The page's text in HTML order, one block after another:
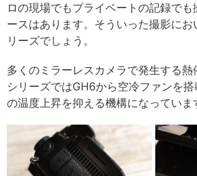
ロの現場でもプライベートの記録で
ースはあります。そういった撮影に
リーズでしょう。
多くのミラーレスカメラで発生する
シリーズではGH6から空冷ファンを
の温度上昇を抑える機構になっていま